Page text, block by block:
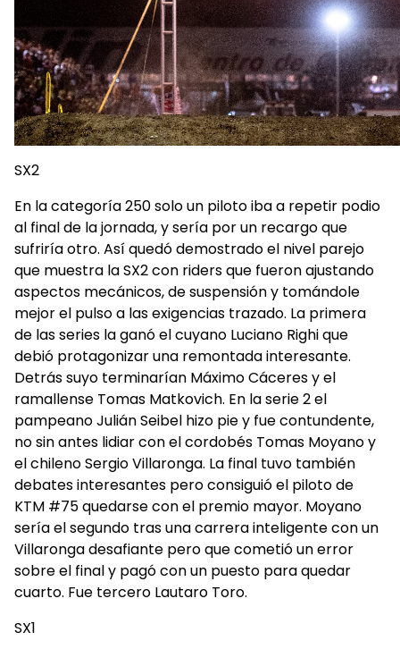
SX2
En la categoría 250 solo un piloto iba a repetir podio
al final de la jornada, y sería por un recargo que
sufriría otro. Así quedó demostrado el nivel parejo
que muestra la SX2 con riders que fueron ajustando
aspectos mecánicos, de suspensión y tomándole
mejor el pulso a las exigencias trazado. La primera
de las series la ganó el cuyano Luciano Righi que
debió protagonizar una remontada interesante.
Detrás suyo terminarían Máximo Cáceres y el
ramallense Tomas Matkovich. En la serie 2 el
pampeano Julián Seibel hizo pie y fue contundente,
no sin antes lidiar con el cordobés Tomas Moyano y
el chileno Sergio Villaronga. La final tuvo también
debates interesantes pero consiguió el piloto de
KTM #75 quedarse con el premio mayor. Moyano
sería el segundo tras una carrera inteligente con un
Villaronga desafiante pero que cometió un error
sobre el final y pagó con un puesto para quedar
cuarto. Fue tercero Lautaro Toro.
SX1